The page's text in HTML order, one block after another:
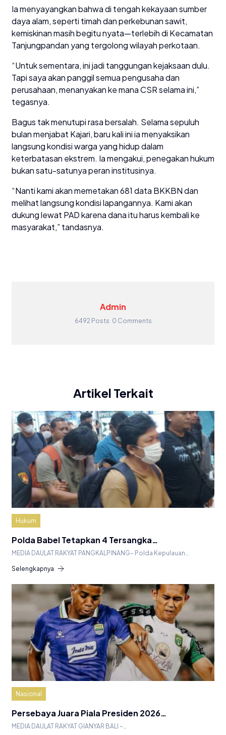
Ia menyayangkan bahwa di tengah kekayaan sumber
daya alam, seperti timah dan perkebunan sawit,
kemiskinan masih begitu nyata—terlebih di Kecamatan
Tanjungpandan yang tergolong wilayah perkotaan.
“Untuk sementara, ini jadi tanggungan kejaksaan dulu.
Tapi saya akan panggil semua pengusaha dan
perusahaan, menanyakan ke mana CSR selama ini,”
tegasnya.
Bagus tak menutupi rasa bersalah. Selama sepuluh
bulan menjabat Kajari, baru kali ini ia menyaksikan
langsung kondisi warga yang hidup dalam
keterbatasan ekstrem. Ia mengakui, penegakan hukum
bukan satu-satunya peran institusinya.
“Nanti kami akan memetakan 681 data BKKBN dan
melihat langsung kondisi lapangannya. Kami akan
dukung lewat PAD karena dana itu harus kembali ke
masyarakat,” tandasnya.
Admin
6492 Posts 0 Comments
Artikel Terkait
Hukum
Polda Babel Tetapkan 4 Tersangka…
MEDIA DAULAT RAKYAT PANGKALPINANG– Polda Kepulauan…
Selengkapnya
Nasional
Persebaya Juara Piala Presiden 2026…
MEDIA DAULAT RAKYAT GIANYAR BALI –…